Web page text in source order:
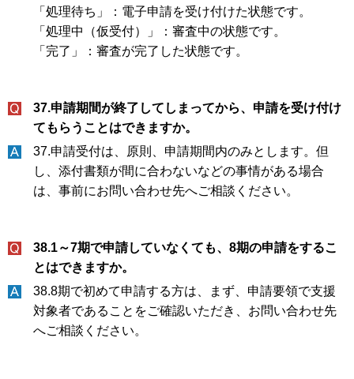
「処理待ち」：電子申請を受け付けた状態です。
「処理中（仮受付）」：審査中の状態です。
「完了」：審査が完了した状態です。
37.申請期間が終了してしまってから、申請を受け付け
てもらうことはできますか。
37.申請受付は、原則、申請期間内のみとします。但
し、添付書類が間に合わないなどの事情がある場合
は、事前にお問い合わせ先へご相談ください。
38.1～7期で申請していなくても、8期の申請をするこ
とはできますか。
38.8期で初めて申請する方は、まず、申請要領で支援
対象者であることをご確認いただき、お問い合わせ先
へご相談ください。